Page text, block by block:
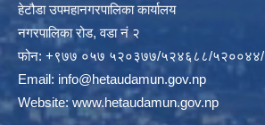
हेटौडा उपमहानगरपालिका कार्यालय
नगरपालिका रोड, वडा नं २
फोन: +९७७ ०५७ ५२०३७७/५२४६८८/५२००४४/
Email: info@hetaudamun.gov.np
Website: www.hetaudamun.gov.np